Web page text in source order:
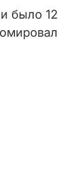
было 12